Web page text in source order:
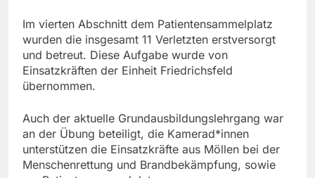
Im vierten Abschnitt dem Patientensammelplatz
wurden die insgesamt 11 Verletzten erstversorgt
und betreut. Diese Aufgabe wurde von
Einsatzkräften der Einheit Friedrichsfeld
übernommen.
Auch der aktuelle Grundausbildungslehrgang war
an der Übung beteiligt, die Kamerad*innen
unterstützen die Einsatzkräfte aus Möllen bei der
Menschenrettung und Brandbekämpfung, sowie